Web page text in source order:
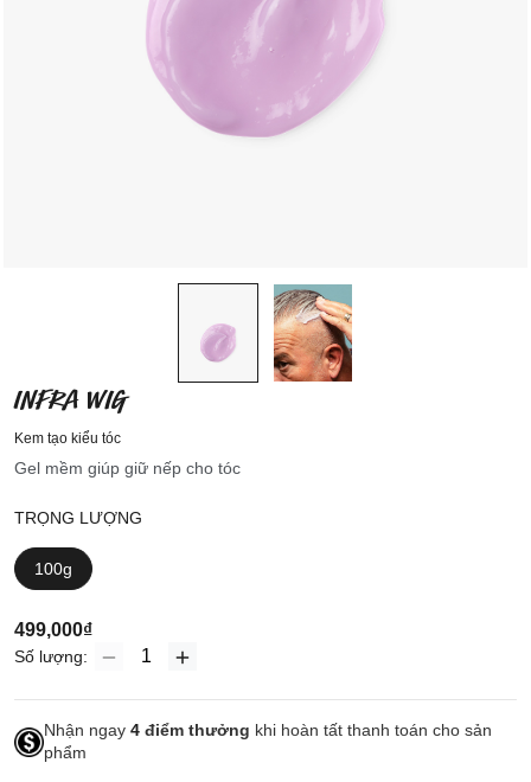
INFRA WIG
Kem tạo kiểu tóc
Gel mềm giúp giữ nếp cho tóc
TRỌNG LƯỢNG
100g
499,000₫
Số lượng:
Nhận ngay 4 điểm thưởng khi hoàn tất thanh toán cho sản
phẩm